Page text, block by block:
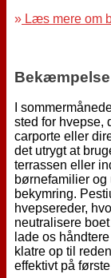
» Læs mere om
I
sted for hvepse,
carporte eller
det utrygt at
terrassen eller
børnefamilier
bekymring.
hvepsereder,
neutralisere
lade os
klatre op til
effektivt på